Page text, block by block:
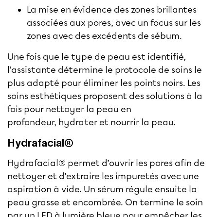
La mise en évidence des zones brillantes
associées aux pores, avec un focus sur les
zones avec des excédents de sébum.
Une fois que le type de peau est identifié,
l’assistante détermine le protocole de soins le
plus adapté pour éliminer les points noirs. Les
soins esthétiques proposent des solutions à la
fois pour nettoyer la peau en
profondeur, hydrater et nourrir la peau.
Hydrafacial®
Hydrafacial® permet d’ouvrir les pores afin de
nettoyer et d’extraire les impuretés avec une
aspiration à vide. Un sérum régule ensuite la
peau grasse et encombrée. On termine le soin